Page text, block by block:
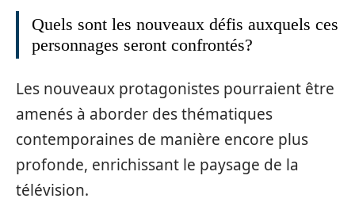
Quels sont les nouveaux défis auxquels ces
personnages seront confrontés?
Les nouveaux protagonistes pourraient être
amenés à aborder des thématiques
contemporaines de manière encore plus
profonde, enrichissant le paysage de la
télévision.